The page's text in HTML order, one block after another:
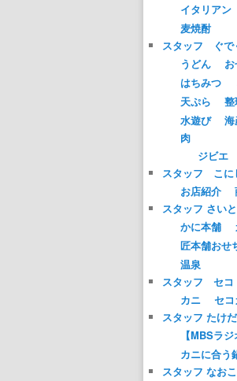
イタリアン
麦焼酎
スタッフ ぐで
うどん
はちみつ
天ぷら
整
水遊び
海
肉
ジビエ
スタッフ こに
お店紹介
スタッフ さい
かに本舗
匠本舗おせ
温泉
スタッフ セコ
カニ
セ
スタッフ たけだ
【MBSラ
カニに合う
スタッフ なおこ